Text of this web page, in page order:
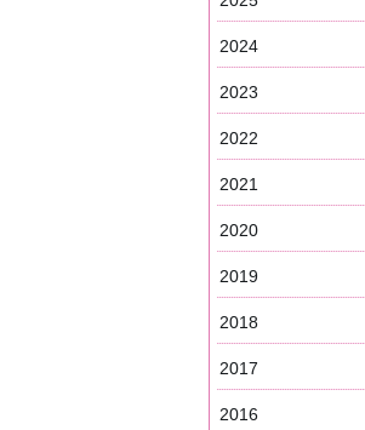
2024
2023
2022
2021
2020
2019
2018
2017
2016